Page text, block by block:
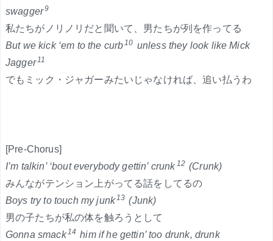
swagger9
私たちがノリノリだと聞いて、男たちが列を作ってる
But we kick ‘em to the curb10 unless they look like Mick
Jagger11
でもミック・ジャガーみたいじゃなければ、追い払うわ
[Pre-Chorus]
I’m talkin’ ‘bout everybody gettin’ crunk12 (Crunk)
みんながテンション上がってる話をしてるの
Boys try to touch my junk13 (Junk)
男の子たちが私の体を触ろうとして
Gonna smack14 him if he gettin’ too drunk, drunk